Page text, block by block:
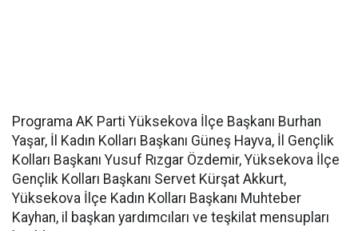
Programa AK Parti Yüksekova İlçe Başkanı Burhan
Yaşar, İl Kadın Kolları Başkanı Güneş Hayva, İl Gençlik
Kolları Başkanı Yusuf Rızgar Özdemir, Yüksekova İlçe
Gençlik Kolları Başkanı Servet Kürşat Akkurt,
Yüksekova İlçe Kadın Kolları Başkanı Muhteber
Kayhan, il başkan yardımcıları ve teşkilat mensupları